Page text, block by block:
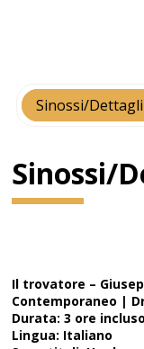
Sinossi/Dettagli
Sinossi/
Il trovatore –
Contemporaneo |
Durata: 3 ore
Lingua: Italiano